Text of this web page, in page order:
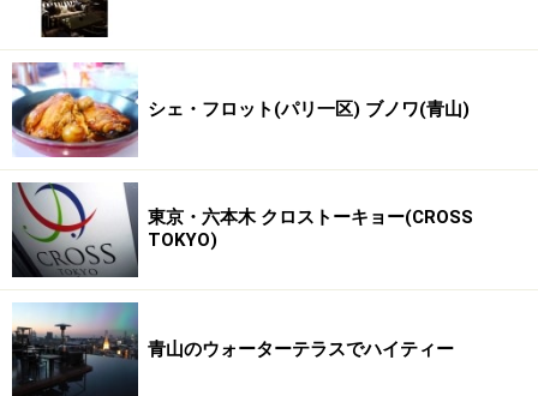
シェ・フロット(パリ一区) ブノワ(青山)
東京・六本木 クロストーキョー(CROSS
TOKYO)
青山のウォーターテラスでハイティー